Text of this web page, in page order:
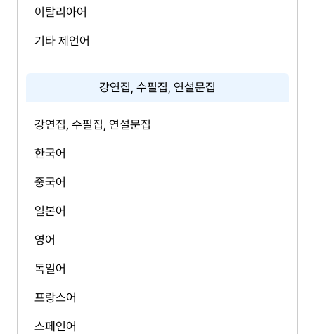
이탈리아어
기타 제언어
강연집, 수필집, 연설문집
강연집, 수필집, 연설문집
한국어
중국어
일본어
영어
독일어
프랑스어
스페인어